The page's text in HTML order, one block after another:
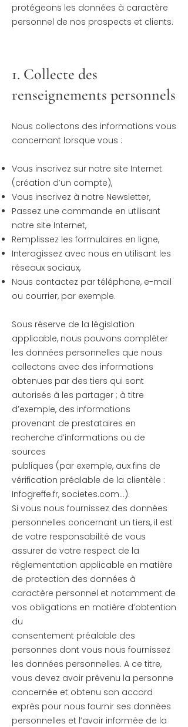
protégeons les données à caractère
personnel de nos prospects et clients.
1. Collecte des
renseignements personnels
Nous collectons des informations vous
concernant lorsque vous :
Vous inscrivez sur notre site Internet
(création d’un compte),
Vous inscrivez à notre Newsletter,
Passez une commande en utilisant
notre site Internet,
Remplissez les formulaires en ligne,
Interagissez avec nous en utilisant les
réseaux sociaux,
Nous contactez par téléphone, e-mail
ou courrier, par exemple.
Sous réserve de la législation
applicable, nous pouvons compléter
les données personnelles que nous
collectons avec des informations
obtenues par des tiers qui sont
autorisés à les partager ; à titre
d’exemple, des informations
provenant de prestataires en
recherche d’informations ou de
sources
publiques (par exemple, aux fins de
vérification préalable de la clientèle :
Infogreffe.fr, societes.com...).
Si vous nous fournissez des données
personnelles concernant un tiers, il est
de votre responsabilité de vous
assurer de votre respect de la
réglementation applicable en matière
de protection des données à
caractère personnel et notamment de
vos obligations en matière d’obtention
du
consentement préalable des
personnes dont vous nous fournissez
les données personnelles. A ce titre,
vous devez avoir prévenu la personne
concernée et obtenu son accord
exprès pour nous fournir ses données
personnelles et l’avoir informée de la